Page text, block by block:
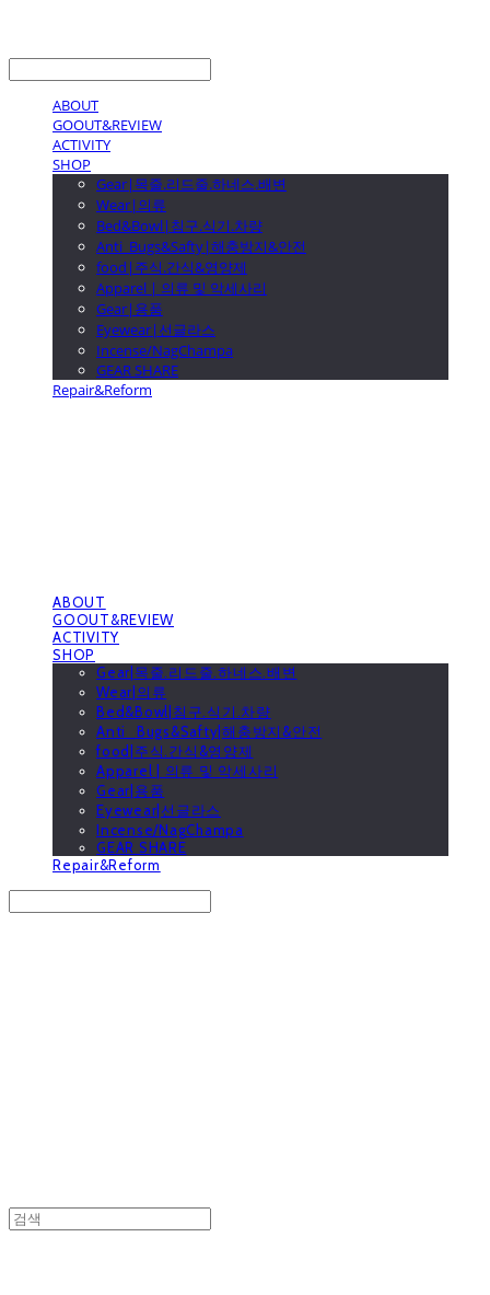
ABOUT
GOOUT&REVIEW
ACTIVITY
SHOP
Gear|목줄.리드줄.하네스.배변
Wear|의류
Bed&Bowl|침구.식기.차량
Anti_Bugs&Safty|해충방지&안전
food|주식.간식&영양제
Apparel | 의류 및 악세사리
Gear|용품
Eyewear|선글라스
Incense/NagChampa
GEAR SHARE
Repair&Reform
ABOUT
GOOUT&REVIEW
ACTIVITY
SHOP
Gear|목줄.리드줄.하네스.배변
Wear|의류
Bed&Bowl|침구.식기.차량
Anti_Bugs&Safty|해충방지&안전
food|주식.간식&영양제
Apparel | 의류 및 악세사리
Gear|용품
Eyewear|선글라스
Incense/NagChampa
GEAR SHARE
Repair&Reform